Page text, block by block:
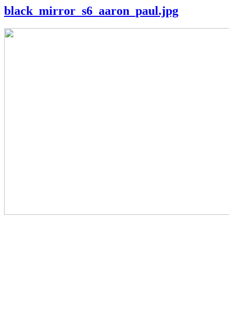
black_mirror_s6_aaron_paul.jpg